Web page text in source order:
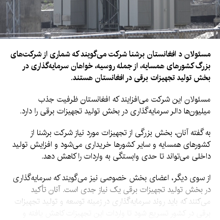
مسئولان د افغانستان برشنا شرکت می‌گویند که شماری از شرکت‌های
بزرگ کشورهای همسایه، از جمله روسیه، خواهان سرمایه‌گذاری در
بخش تولید تجهیزات برقی در افغانستان هستند.
مسئولان این شرکت می‌افزایند که افغانستان ظرفیت جذب
میلیون‌ها دالر سرمایه‌گذاری در بخش تولید تجهیزات برقی را دارد.
به گفته آنان، بخش بزرگی از تجهیزات مورد نیاز شرکت برشنا از
کشورهای همسایه و سایر کشورها خریداری می‌شود و افزایش تولید
داخلی می‌تواند تا حدی وابستگی به واردات را کاهش دهد.
از سوی دیگر، اعضای بخش خصوصی نیز می‌گویند که سرمایه‌گذاری
در بخش تولید تجهیزات برقی یک نیاز جدی است. آنان تأکید
می‌کنند که باید روند سرمایه‌گذاری در زمینه توسعه و تولید تجهیزات